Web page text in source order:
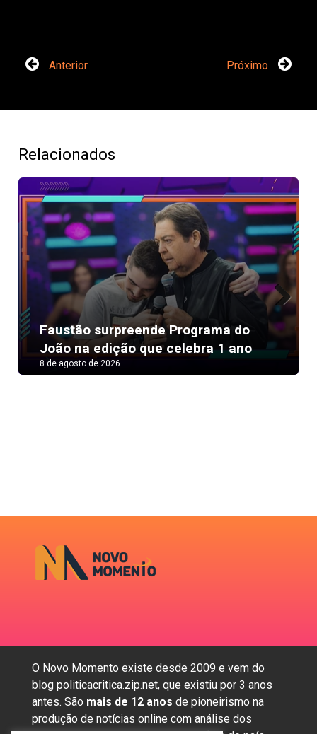
Anterior Próximo
Relacionados
Faustão surpreende Programa do
João na edição que celebra 1 ano
8 de agosto de 2026
Next
O Novo Momento existe desde 2009 e vem do
blog politicacritica.zip.net, que existiu por 3 anos
antes. São mais de 12 anos de pioneirismo na
produção de notícias online com análise dos